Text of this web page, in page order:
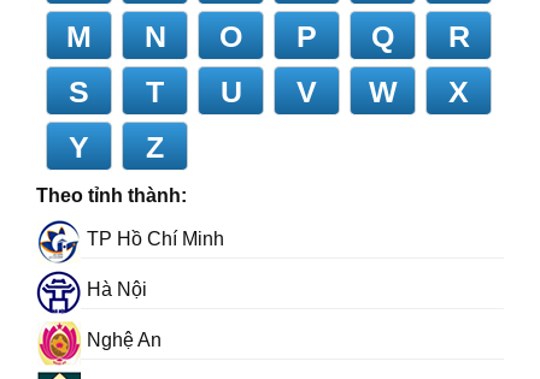
M
N O P Q
R
S
T U V W
X
Y
Z
Theo tỉnh thành:
TP Hồ Chí Minh
Hà Nội
Nghệ An